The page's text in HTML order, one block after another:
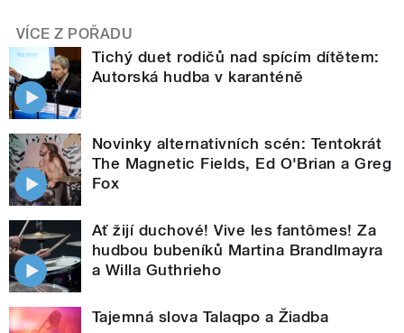
VÍCE Z POŘADU
Tichý duet rodičů nad spícím dítětem:
Autorská hudba v karanténě
Novinky alternativních scén: Tentokrát
The Magnetic Fields, Ed O'Brian a Greg
Fox
Ať žijí duchové! Vive les fantômes! Za
hudbou bubeníků Martina Brandlmayra
a Willa Guthrieho
Tajemná slova Talaqpo a Žiadba